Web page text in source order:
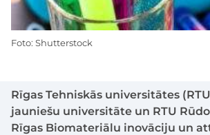
Rīgas Tehniskās universitātes
jauniešu universitāte un RTU
Rīgas Biomateriālu inovāciju un
Foto: Shutterstock